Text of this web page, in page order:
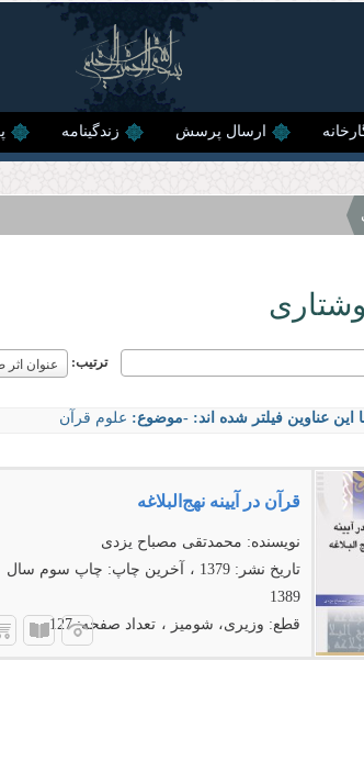
ارسال پرسش زندگینامه
ترتیب: عنوان
این عناوین فیلتر شده اند: -موضوع: علوم قرآن
قرآن در آیینه نهج‌البلاغه
نویسنده: محمدتقی مصباح یزدی
تاریخ نشر:1379 آخرین چاپ: چاپ سوم سال
1389
قطع: وزیری، شومیز تعداد صفحه:127